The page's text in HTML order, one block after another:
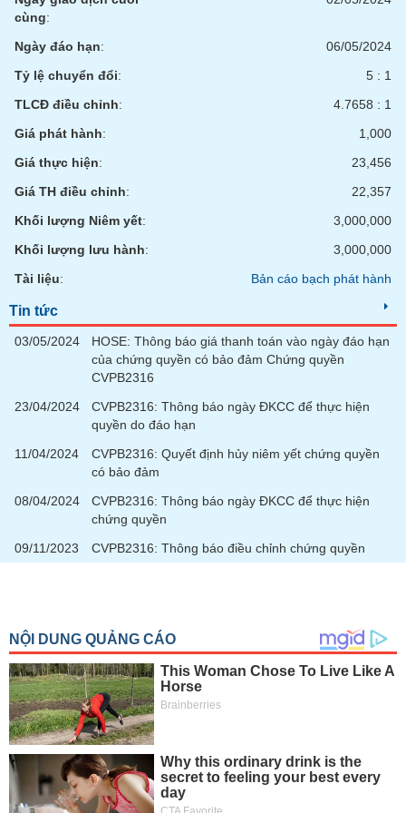
cùng:
Ngày đáo hạn:
06/05/2024
Tỷ lệ chuyển đổi:
5 : 1
TLCĐ điều chỉnh:
4.7658 : 1
Giá phát hành:
1,000
Giá thực hiện:
23,456
Giá TH điều chỉnh:
22,357
Khối lượng Niêm yết:
3,000,000
Khối lượng lưu hành:
3,000,000
Tài liệu: Bản cáo bạch phát hành
Tin tức
03/05/2024
HOSE: Thông báo giá thanh toán vào ngày đáo hạn
của chứng quyền có bảo đảm Chứng quyền
CVPB2316
23/04/2024
CVPB2316: Thông báo ngày ĐKCC để thực hiện
quyền do đáo hạn
11/04/2024
CVPB2316: Quyết định hủy niêm yết chứng quyền
có bảo đảm
08/04/2024
CVPB2316: Thông báo ngày ĐKCC để thực hiện
chứng quyền
09/11/2023
CVPB2316: Thông báo điều chỉnh chứng quyền